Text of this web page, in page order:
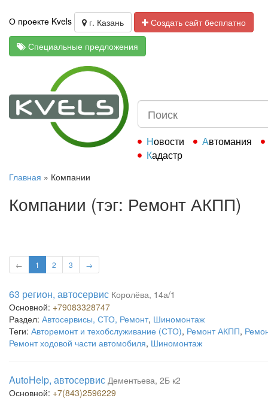
О проекте Kvels г. Казань
Создать сайт бесплатно
Специальные предложения
Новости
Автомания
Кадастр
Главная » Компании
Компании (тэг: Ремонт АКПП)
← 1 2 3 →
63 регион, автосервис Королёва, 14а/1
Основной: +79083328747
Раздел: Автосервисы, СТО, Ремонт, Шиномонтаж
Теги: Авторемонт и техобслуживание (СТО), Ремонт АКПП,
Ремонт ходовой части автомобиля, Шиномонтаж
AutoHelp, автосервис Дементьева, 2Б к2
Основной: +7(843)2596229